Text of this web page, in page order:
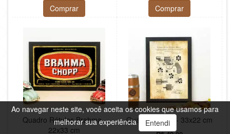
Comprar Comprar
Quadro Rótulos Brahma -
22x33 cm
Quadro Patent - 33x22 cm
Ao navegar neste site, você aceita os cookies que usamos para
melhorar sua experiência
Entendi